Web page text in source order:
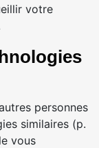
votre
personnes
similaires (p.
vous